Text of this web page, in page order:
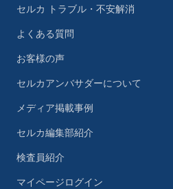
セルカ トラブル・不安解消
よくある質問
お客様の声
セルカアンバサダーについて
メディア掲載事例
セルカ編集部紹介
検査員紹介
マイページログイン